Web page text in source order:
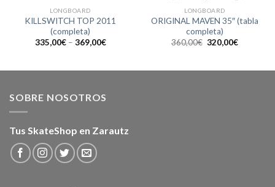
LONGBOARD
KILLSWITCH TOP 2011
(completa)
335,00€– 369,00€
LONGBOARD
ORIGINAL MAVEN 35″ (tabla
completa)
360,00€ El
precio
360,00€.
320,00€El
320,00€.
SOBRE NOSOTROS
Tus SkateShop en Zarautz